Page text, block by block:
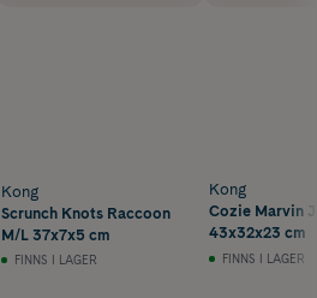
Kong
Scrunch Knots Raccoon
M/L 37x7x5 cm
FINNS I LAGER
Kong
Cozie Marvin
43x32x23 cm
FINNS I LAGER